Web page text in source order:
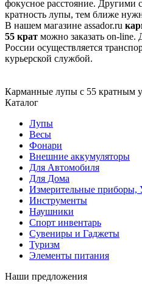
фокусное расстояние. Другими
кратность лупы, тем ближе
В нашем магазине assador.ru
55 крат можно заказать on-line.
России осуществляется
курьерской службой.
Карманные лупы с 55 кратным
Каталог
Лупы
Весы
Фонари
Внешние аккумуляторы
Для Автомобиля
Для Дома
Измерительные приборы,
Инструменты
Наушники
Спорт инвентарь
Сувениры и Гаджеты
Туризм
Элементы питания
Наши предложения